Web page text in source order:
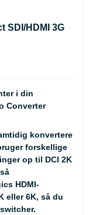
SDI/HDMI 3G
i din
Converter
konvertere
forskellige
op til DCI 2K
HDMI-
eller 6K, så du